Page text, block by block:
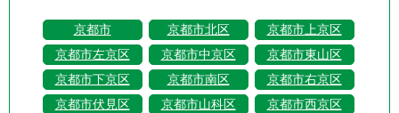
京都市 京都市北区
京都市上京区
京都市左京区
京都市中京区
京都市東山区
京都市下京区
京都市南区
京都市右京区
京都市伏見区
京都市山科区
京都市西京区